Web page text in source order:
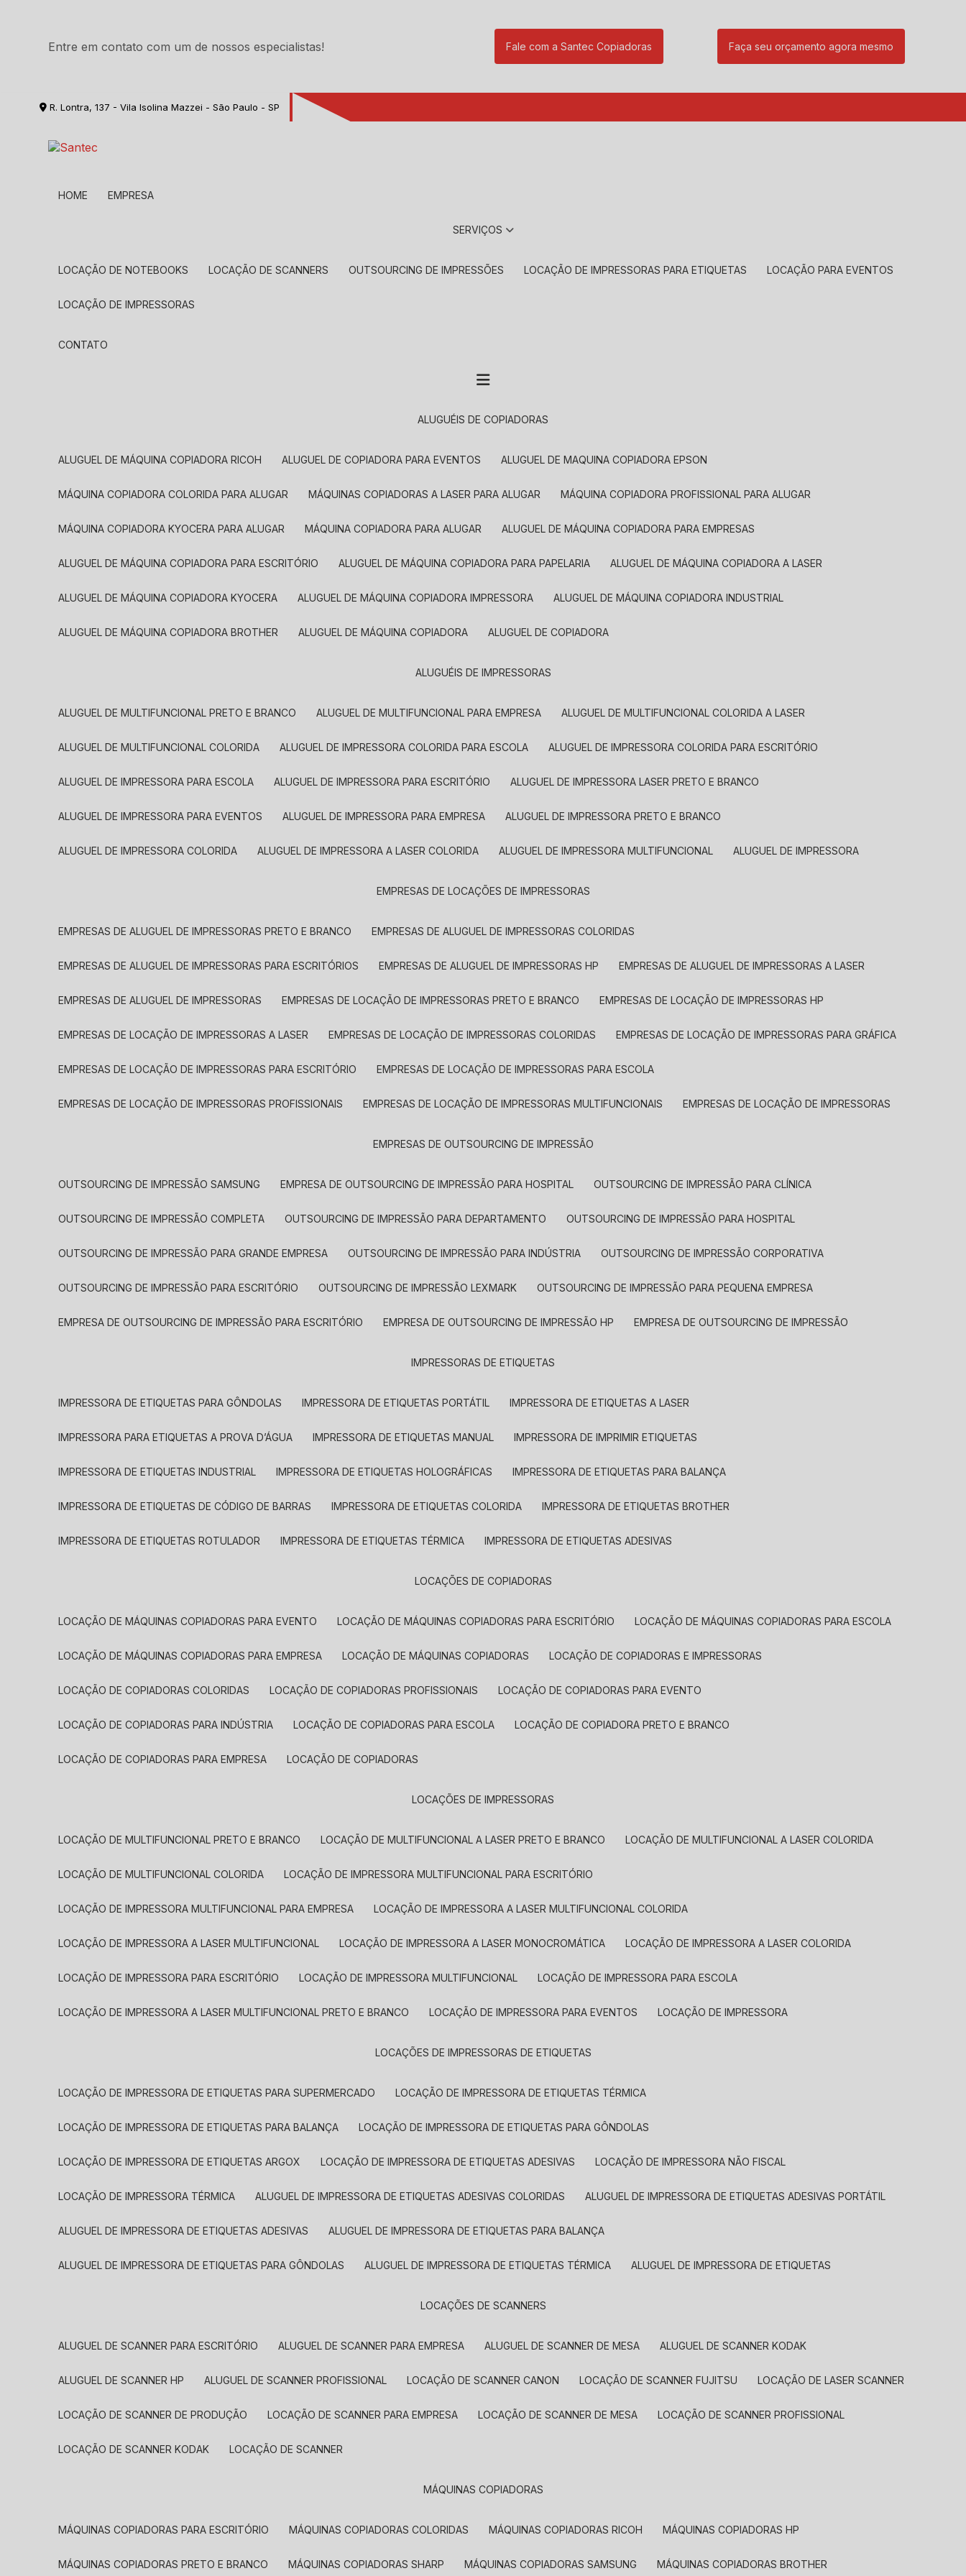
Entre em contato com um de nossos especialistas! Fale com a Santec Copiadoras Faça seu orçamento agora mesmo
R. Lontra, 137 - Vila Isolina Mazzei - São Paulo - SP
HOME EMPRESA
SERVIÇOS
LOCAÇÃO DE NOTEBOOKS LOCAÇÃO DE SCANNERS OUTSOURCING DE IMPRESSÕES LOCAÇÃO DE IMPRESSORAS PARA ETIQUETAS LOCAÇÃO PARA EVENTOS
LOCAÇÃO DE IMPRESSORAS
CONTATO
ALUGUÉIS DE COPIADORAS
ALUGUEL DE MÁQUINA COPIADORA RICOH ALUGUEL DE COPIADORA PARA EVENTOS ALUGUEL DE MAQUINA COPIADORA EPSON
MÁQUINA COPIADORA COLORIDA PARA ALUGAR MÁQUINAS COPIADORAS A LASER PARA ALUGAR MÁQUINA COPIADORA PROFISSIONAL PARA ALUGAR
MÁQUINA COPIADORA KYOCERA PARA ALUGAR MÁQUINA COPIADORA PARA ALUGAR ALUGUEL DE MÁQUINA COPIADORA PARA EMPRESAS
ALUGUEL DE MÁQUINA COPIADORA PARA ESCRITÓRIO ALUGUEL DE MÁQUINA COPIADORA PARA PAPELARIA ALUGUEL DE MÁQUINA COPIADORA A LASER
ALUGUEL DE MÁQUINA COPIADORA KYOCERA ALUGUEL DE MÁQUINA COPIADORA IMPRESSORA ALUGUEL DE MÁQUINA COPIADORA INDUSTRIAL
ALUGUEL DE MÁQUINA COPIADORA BROTHER ALUGUEL DE MÁQUINA COPIADORA ALUGUEL DE COPIADORA
ALUGUÉIS DE IMPRESSORAS
ALUGUEL DE MULTIFUNCIONAL PRETO E BRANCO ALUGUEL DE MULTIFUNCIONAL PARA EMPRESA ALUGUEL DE MULTIFUNCIONAL COLORIDA A LASER
ALUGUEL DE MULTIFUNCIONAL COLORIDA ALUGUEL DE IMPRESSORA COLORIDA PARA ESCOLA ALUGUEL DE IMPRESSORA COLORIDA PARA ESCRITÓRIO
ALUGUEL DE IMPRESSORA PARA ESCOLA ALUGUEL DE IMPRESSORA PARA ESCRITÓRIO ALUGUEL DE IMPRESSORA LASER PRETO E BRANCO
ALUGUEL DE IMPRESSORA PARA EVENTOS ALUGUEL DE IMPRESSORA PARA EMPRESA ALUGUEL DE IMPRESSORA PRETO E BRANCO
ALUGUEL DE IMPRESSORA COLORIDA ALUGUEL DE IMPRESSORA A LASER COLORIDA ALUGUEL DE IMPRESSORA MULTIFUNCIONAL ALUGUEL DE IMPRESSORA
EMPRESAS DE LOCAÇÕES DE IMPRESSORAS
EMPRESAS DE ALUGUEL DE IMPRESSORAS PRETO E BRANCO EMPRESAS DE ALUGUEL DE IMPRESSORAS COLORIDAS
EMPRESAS DE ALUGUEL DE IMPRESSORAS PARA ESCRITÓRIOS EMPRESAS DE ALUGUEL DE IMPRESSORAS HP EMPRESAS DE ALUGUEL DE IMPRESSORAS A LASER
EMPRESAS DE ALUGUEL DE IMPRESSORAS EMPRESAS DE LOCAÇÃO DE IMPRESSORAS PRETO E BRANCO EMPRESAS DE LOCAÇÃO DE IMPRESSORAS HP
EMPRESAS DE LOCAÇÃO DE IMPRESSORAS A LASER EMPRESAS DE LOCAÇÃO DE IMPRESSORAS COLORIDAS EMPRESAS DE LOCAÇÃO DE IMPRESSORAS PARA GRÁFICA
EMPRESAS DE LOCAÇÃO DE IMPRESSORAS PARA ESCRITÓRIO EMPRESAS DE LOCAÇÃO DE IMPRESSORAS PARA ESCOLA
EMPRESAS DE LOCAÇÃO DE IMPRESSORAS PROFISSIONAIS EMPRESAS DE LOCAÇÃO DE IMPRESSORAS MULTIFUNCIONAIS EMPRESAS DE LOCAÇÃO DE IMPRESSORAS
EMPRESAS DE OUTSOURCING DE IMPRESSÃO
OUTSOURCING DE IMPRESSÃO SAMSUNG EMPRESA DE OUTSOURCING DE IMPRESSÃO PARA HOSPITAL OUTSOURCING DE IMPRESSÃO PARA CLÍNICA
OUTSOURCING DE IMPRESSÃO COMPLETA OUTSOURCING DE IMPRESSÃO PARA DEPARTAMENTO OUTSOURCING DE IMPRESSÃO PARA HOSPITAL
OUTSOURCING DE IMPRESSÃO PARA GRANDE EMPRESA OUTSOURCING DE IMPRESSÃO PARA INDÚSTRIA OUTSOURCING DE IMPRESSÃO CORPORATIVA
OUTSOURCING DE IMPRESSÃO PARA ESCRITÓRIO OUTSOURCING DE IMPRESSÃO LEXMARK OUTSOURCING DE IMPRESSÃO PARA PEQUENA EMPRESA
EMPRESA DE OUTSOURCING DE IMPRESSÃO PARA ESCRITÓRIO EMPRESA DE OUTSOURCING DE IMPRESSÃO HP EMPRESA DE OUTSOURCING DE IMPRESSÃO
IMPRESSORAS DE ETIQUETAS
IMPRESSORA DE ETIQUETAS PARA GÔNDOLAS IMPRESSORA DE ETIQUETAS PORTÁTIL IMPRESSORA DE ETIQUETAS A LASER
IMPRESSORA PARA ETIQUETAS A PROVA D’ÁGUA IMPRESSORA DE ETIQUETAS MANUAL IMPRESSORA DE IMPRIMIR ETIQUETAS
IMPRESSORA DE ETIQUETAS INDUSTRIAL IMPRESSORA DE ETIQUETAS HOLOGRÁFICAS IMPRESSORA DE ETIQUETAS PARA BALANÇA
IMPRESSORA DE ETIQUETAS DE CÓDIGO DE BARRAS IMPRESSORA DE ETIQUETAS COLORIDA IMPRESSORA DE ETIQUETAS BROTHER
IMPRESSORA DE ETIQUETAS ROTULADOR IMPRESSORA DE ETIQUETAS TÉRMICA IMPRESSORA DE ETIQUETAS ADESIVAS
LOCAÇÕES DE COPIADORAS
LOCAÇÃO DE MÁQUINAS COPIADORAS PARA EVENTO LOCAÇÃO DE MÁQUINAS COPIADORAS PARA ESCRITÓRIO LOCAÇÃO DE MÁQUINAS COPIADORAS PARA ESCOLA
LOCAÇÃO DE MÁQUINAS COPIADORAS PARA EMPRESA LOCAÇÃO DE MÁQUINAS COPIADORAS LOCAÇÃO DE COPIADORAS E IMPRESSORAS
LOCAÇÃO DE COPIADORAS COLORIDAS LOCAÇÃO DE COPIADORAS PROFISSIONAIS LOCAÇÃO DE COPIADORAS PARA EVENTO
LOCAÇÃO DE COPIADORAS PARA INDÚSTRIA LOCAÇÃO DE COPIADORAS PARA ESCOLA LOCAÇÃO DE COPIADORA PRETO E BRANCO
LOCAÇÃO DE COPIADORAS PARA EMPRESA LOCAÇÃO DE COPIADORAS
LOCAÇÕES DE IMPRESSORAS
LOCAÇÃO DE MULTIFUNCIONAL PRETO E BRANCO LOCAÇÃO DE MULTIFUNCIONAL A LASER PRETO E BRANCO LOCAÇÃO DE MULTIFUNCIONAL A LASER COLORIDA
LOCAÇÃO DE MULTIFUNCIONAL COLORIDA LOCAÇÃO DE IMPRESSORA MULTIFUNCIONAL PARA ESCRITÓRIO
LOCAÇÃO DE IMPRESSORA MULTIFUNCIONAL PARA EMPRESA LOCAÇÃO DE IMPRESSORA A LASER MULTIFUNCIONAL COLORIDA
LOCAÇÃO DE IMPRESSORA A LASER MULTIFUNCIONAL LOCAÇÃO DE IMPRESSORA A LASER MONOCROMÁTICA LOCAÇÃO DE IMPRESSORA A LASER COLORIDA
LOCAÇÃO DE IMPRESSORA PARA ESCRITÓRIO LOCAÇÃO DE IMPRESSORA MULTIFUNCIONAL LOCAÇÃO DE IMPRESSORA PARA ESCOLA
LOCAÇÃO DE IMPRESSORA A LASER MULTIFUNCIONAL PRETO E BRANCO LOCAÇÃO DE IMPRESSORA PARA EVENTOS LOCAÇÃO DE IMPRESSORA
LOCAÇÕES DE IMPRESSORAS DE ETIQUETAS
LOCAÇÃO DE IMPRESSORA DE ETIQUETAS PARA SUPERMERCADO LOCAÇÃO DE IMPRESSORA DE ETIQUETAS TÉRMICA
LOCAÇÃO DE IMPRESSORA DE ETIQUETAS PARA BALANÇA LOCAÇÃO DE IMPRESSORA DE ETIQUETAS PARA GÔNDOLAS
LOCAÇÃO DE IMPRESSORA DE ETIQUETAS ARGOX LOCAÇÃO DE IMPRESSORA DE ETIQUETAS ADESIVAS LOCAÇÃO DE IMPRESSORA NÃO FISCAL
LOCAÇÃO DE IMPRESSORA TÉRMICA ALUGUEL DE IMPRESSORA DE ETIQUETAS ADESIVAS COLORIDAS ALUGUEL DE IMPRESSORA DE ETIQUETAS ADESIVAS PORTÁTIL
ALUGUEL DE IMPRESSORA DE ETIQUETAS ADESIVAS ALUGUEL DE IMPRESSORA DE ETIQUETAS PARA BALANÇA
ALUGUEL DE IMPRESSORA DE ETIQUETAS PARA GÔNDOLAS ALUGUEL DE IMPRESSORA DE ETIQUETAS TÉRMICA ALUGUEL DE IMPRESSORA DE ETIQUETAS
LOCAÇÕES DE SCANNERS
ALUGUEL DE SCANNER PARA ESCRITÓRIO ALUGUEL DE SCANNER PARA EMPRESA ALUGUEL DE SCANNER DE MESA ALUGUEL DE SCANNER KODAK
ALUGUEL DE SCANNER HP ALUGUEL DE SCANNER PROFISSIONAL LOCAÇÃO DE SCANNER CANON LOCAÇÃO DE SCANNER FUJITSU LOCAÇÃO DE LASER SCANNER
LOCAÇÃO DE SCANNER DE PRODUÇÃO LOCAÇÃO DE SCANNER PARA EMPRESA LOCAÇÃO DE SCANNER DE MESA LOCAÇÃO DE SCANNER PROFISSIONAL
LOCAÇÃO DE SCANNER KODAK LOCAÇÃO DE SCANNER
MÁQUINAS COPIADORAS
MÁQUINAS COPIADORAS PARA ESCRITÓRIO MÁQUINAS COPIADORAS COLORIDAS MÁQUINAS COPIADORAS RICOH MÁQUINAS COPIADORAS HP
MÁQUINAS COPIADORAS PRETO E BRANCO MÁQUINAS COPIADORAS SHARP MÁQUINAS COPIADORAS SAMSUNG MÁQUINAS COPIADORAS BROTHER